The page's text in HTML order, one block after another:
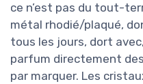
ce n’est pas du tout-
métal rhodié/plaqué,
tous les jours, dort
parfum directement
par marquer. Les